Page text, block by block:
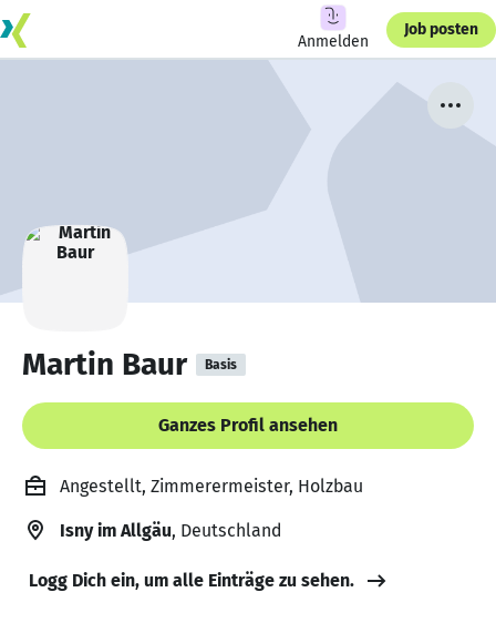
Anmelden
Job posten
Martin Baur Basis
Ganzes Profil ansehen
Angestellt, Zimmerermeister, Holzbau
Isny im Allgäu, Deutschland
Logg Dich ein, um alle Einträge zu sehen.